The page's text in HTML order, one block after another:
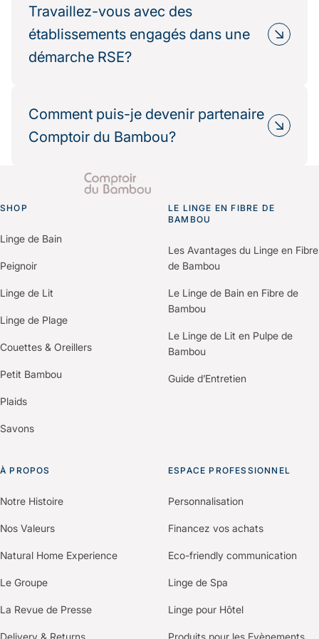
longtemps et nécessitent moins d’eau et d’énergie
à entretenir.
De plus, notre chaîne logistique est optimisée :
circuits courts, emballages recyclés et
impact environnemental.
Travaillez-vous avec des
établissements engagés dans une
démarche RSE?
choisissent Comptoir du Bambou dans le cadre
de leur politique RSE.
Nous fournissons les informations
pour vos démarches de certification (Green Key,
Comment puis-je devenir partenaire
Comptoir du Bambou?
Il vous suffit de nous contacter via le formulaire
“Espace Professionnels” du site.
Un membre de notre équipe vous recontactera
pour comprendre vos besoins et construire une
offre personnalisée selon votre établissement.
SHOP
Linge de Bain
Peignoir
Linge de Lit
Linge de Plage
Couettes & Oreillers
Petit Bambou
Plaids
Savons
LE LINGE EN FIBRE DE
BAMBOU
Les Avantages du Linge en Fibre
de Bambou
Le Linge de Bain en Fibre de
Bambou
Le Linge de Lit en Pulpe de
Bambou
Guide d’Entretien
À PROPOS
Notre Histoire
Nos Valeurs
Natural Home Experience
Le Groupe
La Revue de Presse
Delivery & Returns
ESPACE PROFESSIONNEL
Personnalisation
Financez vos achats
Eco-friendly communication
Linge de Spa
Linge pour Hôtel
Produits pour les Evènements